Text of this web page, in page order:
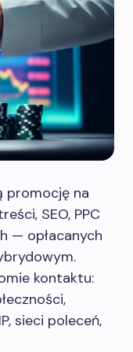
promocję na
SEO, PPC
— opłacanych
kontaktu:
sieci poleceń,